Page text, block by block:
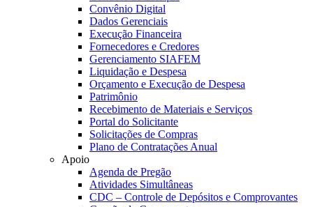
Convênio Digital
Dados Gerenciais
Execução Financeira
Fornecedores e Credores
Gerenciamento SIAFEM
Liquidação e Despesa
Orçamento e Execução de Despesa
Patrimônio
Recebimento de Materiais e Serviços
Portal do Solicitante
Solicitações de Compras
Plano de Contratações Anual
Apoio
Agenda de Pregão
Atividades Simultâneas
CDC – Controle de Depósitos e Comprovantes